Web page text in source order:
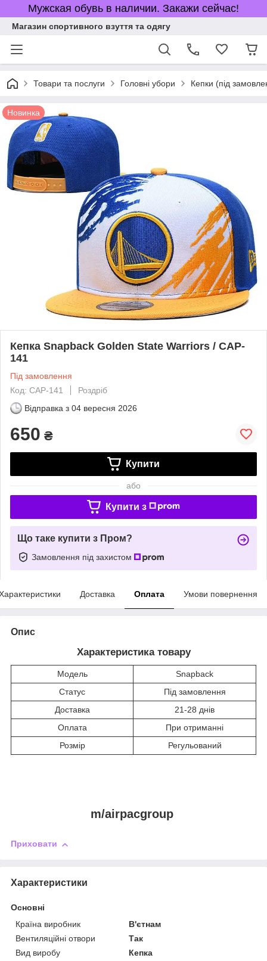
Мужская обувь в наличии. Закажи сейчас!
Магазин спортивного взуття та одягу
Товари та послуги Головні убори Кепки (під
Новинка
Кепка Snapback Golden State Warriors / CAP-
141
Під замовлення
Код: CAP-141
Роздріб
Відправка з 04 вересня 2026
650 ₴
Купити
або
Купити з
Що таке купити з Пром?
Замовлення під захистом
Доставка Оплата Умови повернення
Опис
Характеристика товару
Модель
Snapback
Статус
Під замовлення
Доставка
21-28 днів
Оплата
При отриманні
Розмір
Регульований
m/airpacgroup
Приховати
Характеристики
Основні
Країна виробник
В'єтнам
Вентиляційні отвори
Так
Вид виробу
Кепка